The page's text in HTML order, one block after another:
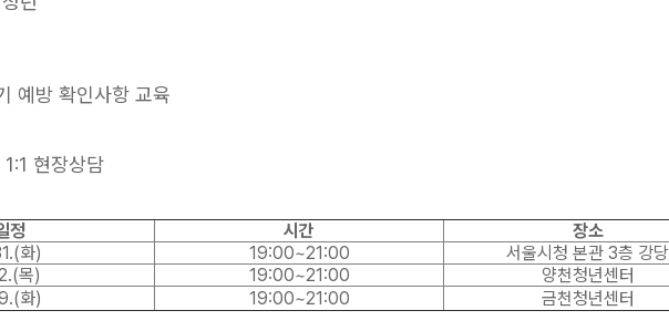
예방 확인사항 교육
현장상담
정 시간 장소
화) 19:00~21:00 서울시청 본관 3층 강당
목) 19:00~21:00 양천청년센터
화) 19:00~21:00 금천청년센터